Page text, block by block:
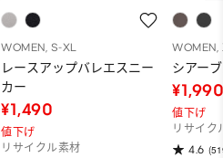
WOMEN, S-XL
レースアップバレエスニー
カー
¥1,490
値下げ
リサイクル素材
シアー
値下げ
リサイク
4.6